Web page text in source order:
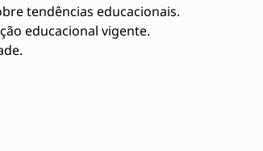
tendências educacionais.
educacional vigente.